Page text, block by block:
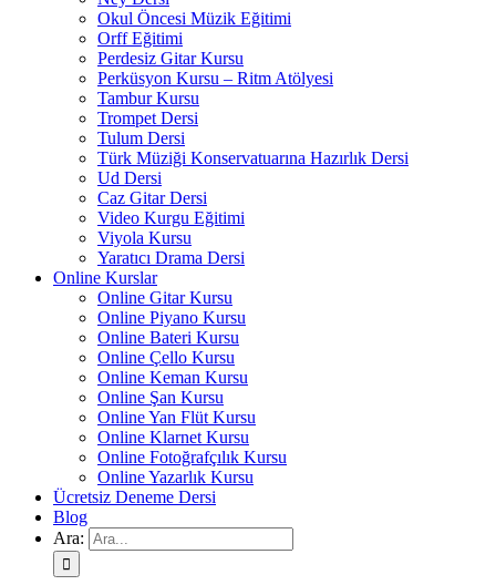
Okul Öncesi Müzik Eğitimi
Orff Eğitimi
Perdesiz Gitar Kursu
Perküsyon Kursu – Ritm Atölyesi
Tambur Kursu
Trompet Dersi
Tulum Dersi
Türk Müziği Konservatuarına Hazırlık Dersi
Ud Dersi
Caz Gitar Dersi
Video Kurgu Eğitimi
Viyola Kursu
Yaratıcı Drama Dersi
Online Kurslar
Online Gitar Kursu
Online Piyano Kursu
Online Bateri Kursu
Online Çello Kursu
Online Keman Kursu
Online Şan Kursu
Online Yan Flüt Kursu
Online Klarnet Kursu
Online Fotoğrafçılık Kursu
Online Yazarlık Kursu
Ücretsiz Deneme Dersi
Blog
Ara: